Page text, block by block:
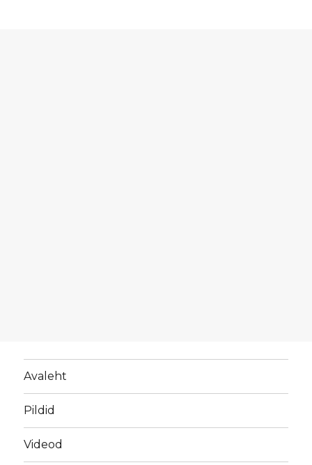
Avaleht
Pildid
Videod